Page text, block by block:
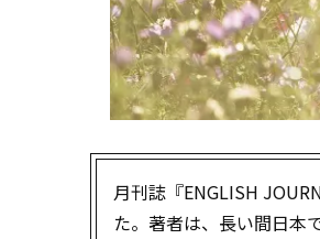
月刊誌『ENGLISH
た。著者は、長い間日本